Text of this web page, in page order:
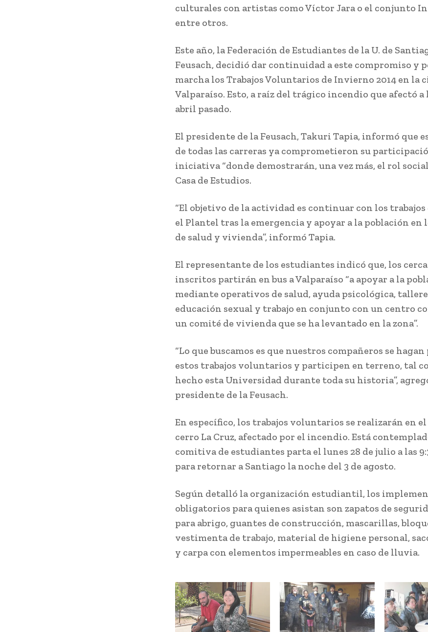
culturales con artistas como Víctor Jara o el conjunto
entre otros.
Este año, la Federación de Estudiantes de la U. de
Feusach, decidió dar continuidad a este compromiso y
marcha los Trabajos Voluntarios de Invierno 2014 en la
Valparaíso. Esto, a raíz del trágico incendio que afectó a
abril pasado.
El presidente de la Feusach, Takuri Tapia, informó que
de todas las carreras ya comprometieron su
iniciativa “donde demostrarán, una vez más, el rol
Casa de Estudios.
“El objetivo de la actividad es continuar con los
el Plantel tras la emergencia y apoyar a la población en
de salud y vivienda”, informó Tapia.
El representante de los estudiantes indicó que, los cerca
inscritos partirán en bus a Valparaíso “a apoyar a la
mediante operativos de salud, ayuda psicológica,
educación sexual y trabajo en conjunto con un centro
un comité de vivienda que se ha levantado en la zona”.
“Lo que buscamos es que nuestros compañeros se
estos trabajos voluntarios y participen en terreno, tal
hecho esta Universidad durante toda su historia”,
presidente de la Feusach.
En específico, los trabajos voluntarios se realizarán en
cerro La Cruz, afectado por el incendio. Está
comitiva de estudiantes parta el lunes 28 de julio a las
para retornar a Santiago la noche del 3 de agosto.
Según detalló la organización estudiantil, los
obligatorios para quienes asistan son zapatos de
para abrigo, guantes de construcción, mascarillas,
vestimenta de trabajo, material de higiene personal,
y carpa con elementos impermeables en caso de lluvia.